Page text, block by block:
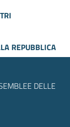
REPUBBLICA
DELLE